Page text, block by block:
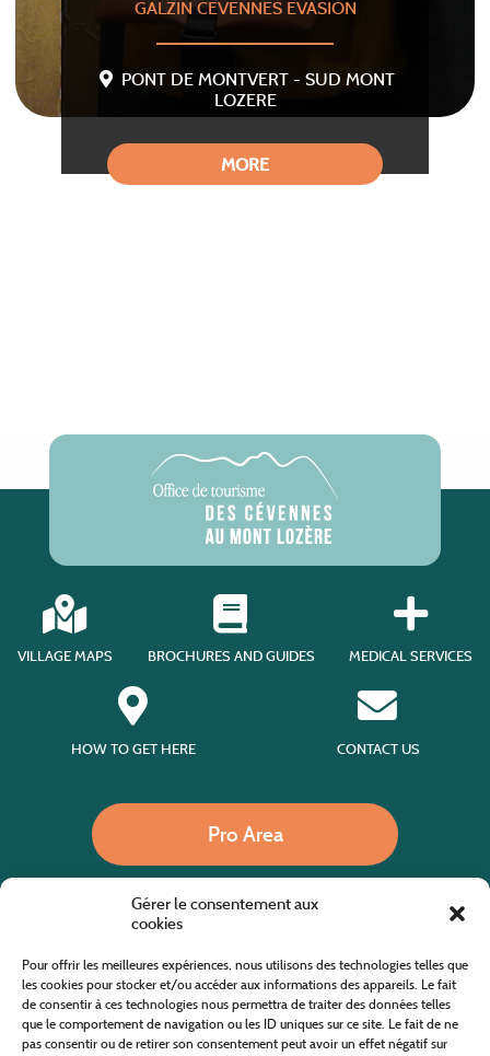
Gérer le consentement aux
cookies
Pour offrir les meilleures expériences, nous utilisons des technologies telles que
les cookies pour stocker et/ou accéder aux informations des appareils. Le fait
de consentir à ces technologies nous permettra de traiter des données telles
que le comportement de navigation ou les ID uniques sur ce site. Le fait de ne
pas consentir ou de retirer son consentement peut avoir un effet négatif sur
GALZIN CÉVENNES ÉVASION
PONT DE MONTVERT - SUD MONT
LOZERE
MORE
VILLAGE MAPS BROCHURES AND GUIDES MEDICAL SERVICES
HOW TO GET HERE CONTACT US
Pro Area
Website co-financed by the European Agricultural Fund for Rural Development
Europe invests in rural areas